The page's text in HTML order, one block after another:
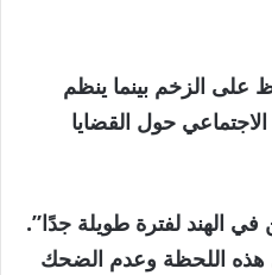
على الزخم بينما ينظم
حول القضايا
الهند لفترة طويلة جدًا”.
هذه اللحظة وعدم الضحك